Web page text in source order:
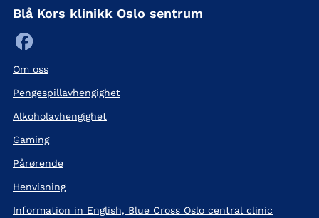
Blå Kors klinikk Oslo sentrum
Om oss
Pengespillavhengighet
Alkoholavhengighet
Gaming
Pårørende
Henvisning
Information in English, Blue Cross Oslo central clinic